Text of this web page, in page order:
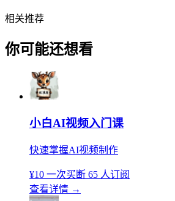
相关推荐
你可能还想看
小白AI视频入门课
快速掌握AI视频制作
¥10 一次买断 65 人订阅
查看详情 →